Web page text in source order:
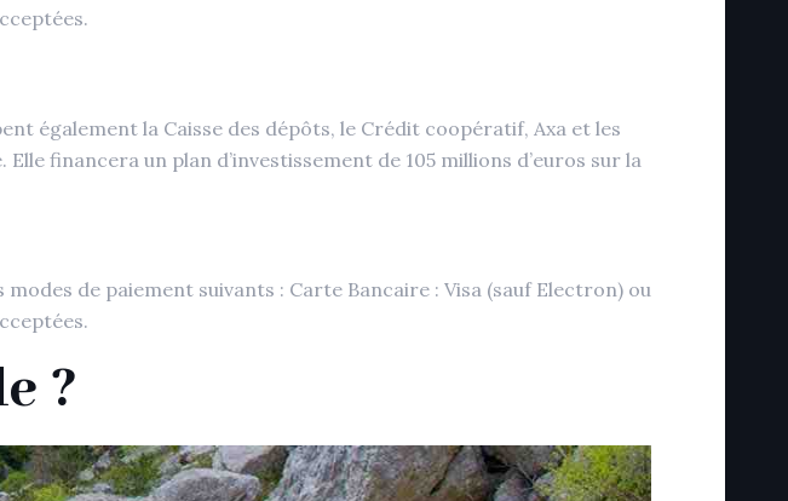
également la Caisse des dépôts, le Crédit coopératif, Axa et les
financera un plan d’investissement de 105 millions d’euros sur la
modes de paiement suivants : Carte Bancaire : Visa (sauf Electron) ou
?